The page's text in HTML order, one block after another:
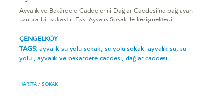
Ayvalık ve Bekârdere Caddelerini Dağlar Caddesi’ne bağlayan
uzunca bir sokaktır. Eski Ayvalık Sokak ile kesişmektedir.
ÇENGELKÖY
TAGS: ayvalık su yolu sokak, su yolu sokak, ayvalık su, su
yolu , ayvalık ve bekârdere caddesi, dağlar caddesi,
HARITA / SOKAK